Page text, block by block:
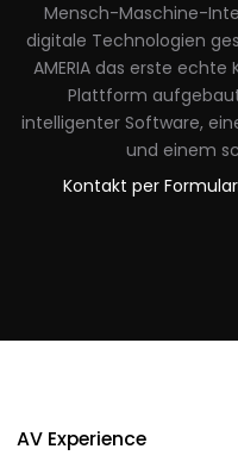
Mensch-Maschine-
digitale Technologien
AMERIA das erste
Plattform
intelligenter Software,
und einem
Kontakt per Formular
AV Experience